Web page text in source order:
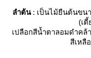
ลำต้น: เป็นไม้ยืนต้นขน
(เ
เปลือกสีน้ำตาลอมดำคล้
สีเหลื